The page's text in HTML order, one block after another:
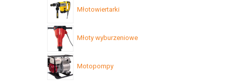
Młotowiertarki
Młoty wyburzeniowe
Motopompy